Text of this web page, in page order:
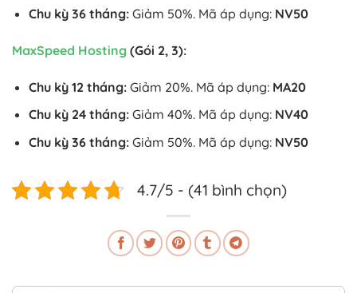
Chu kỳ 36 tháng: Giảm 50%. Mã áp dụng: NV50
MaxSpeed Hosting (Gói 2, 3):
Chu kỳ 12 tháng: Giảm 20%. Mã áp dụng: MA20
Chu kỳ 24 tháng:Giảm 40%. Mã áp dụng: NV40
Chu kỳ 36 tháng:Giảm 50%. Mã áp dụng: NV50
4.7/5 - (41 bình chọn)